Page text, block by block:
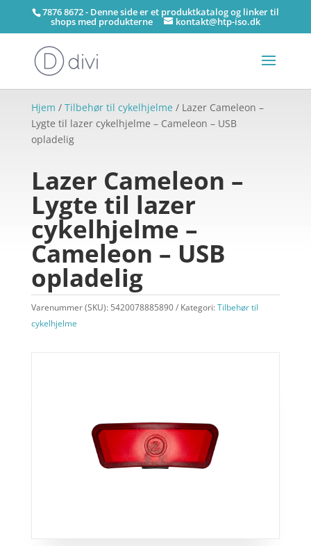
7876 8672 - Denne side er et produktkatalog og linker til
shops med produkterne kontakt@htp-iso.dk
Hjem / Tilbehør til cykelhjelme / Lazer Cameleon –
Lygte til lazer cykelhjelme – Cameleon – USB
opladelig
Lazer Cameleon –
Lygte til lazer
cykelhjelme –
Cameleon – USB
opladelig
Varenummer (SKU): 5420078885890 Kategori:Tilbehør til
cykelhjelme